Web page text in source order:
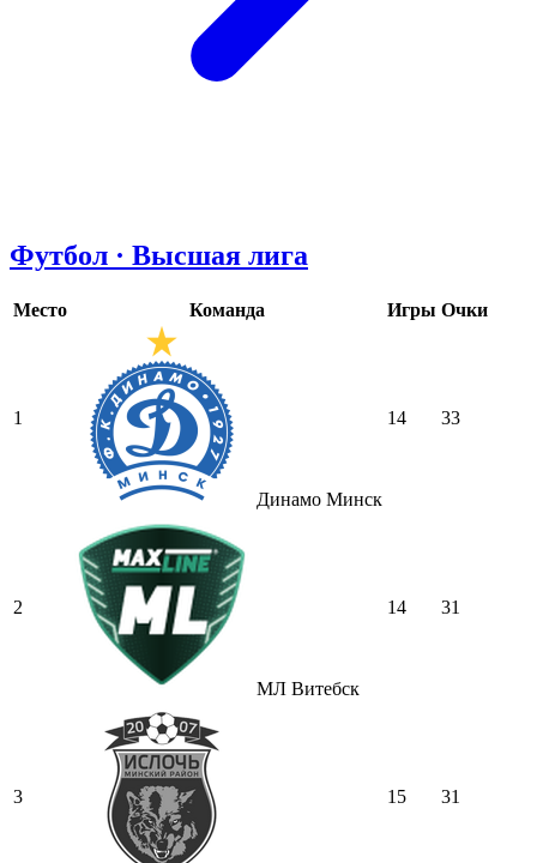
Футбол · Высшая лига
Место Команда Игры Очки
1
Динамо Минск
14 33
2
МЛ Витебск
14 31
3 15 31